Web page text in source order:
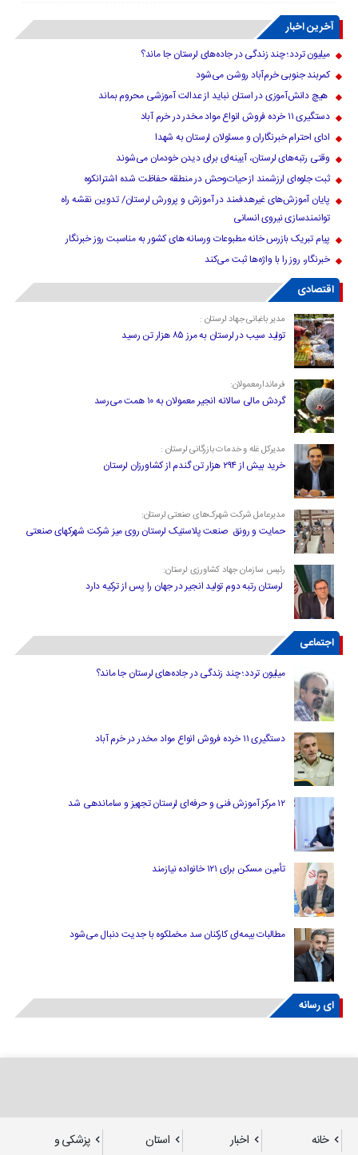
آخرین اخبار
میلیون تردد؛ چند زندگی در جاده‌های لرستان جا ماند؟
کمربند جنوبی خرم‌‌آباد روشن می‌شود
هیچ دانش‌آموزی در استان نباید از عدالت آموزشی محروم بماند
دستگیری ۱۱ خرده فروش انواع مواد مخدر در خرم آباد
ادای احترام خبرنگاران و مسئولان لرستان به شهدا
وقتی رتبه‌های لرستان، آیینه‌ای برای دیدن خودمان می‌شوند
ثبت جلوه‌ای ارزشمند از حیات‌وحش در منطقه حفاظت شده اشترانکوه
پایان آموزش‌های غیرهدفمند در آموزش و پرورش لرستان/ تدوین نقشه راه
توانمندسازی نیروی انسانی
پیام تبریک بازرس خانه مطبوعات ورسانه های کشور به مناسبت روز خبرنگار
خبرنگار، روز را با واژه‌ها ثبت می‌کند
اقتصادی
مدیر باغبانی جهاد لرستان :
تولید سیب در لرستان به مرز ۸۵ هزار تن رسید
فرماندارمعمولان:
گردش مالی سالانه انجیر معمولان به ۱۰ همت می‌رسد
مدیرکل غله و خدمات بازرگانی لرستان :
خرید بیش از ۲۹۴ هزار تن گندم از کشاورزان لرستان
مدیرعامل شرکت شهرک‌های صنعتی لرستان:
حمایت و رونق صنعت پلاستیک لرستان روی میز شرکت شهرکهای صنعتی
رئیس سازمان جهاد کشاورزی لرستان:
لرستان رتبه دوم تولید انجیر در جهان را پس از ترکیه دارد
اجتماعی
میلیون تردد؛ چند زندگی در جاده‌های لرستان جا ماند؟
دستگیری ۱۱ خرده فروش انواع مواد مخدر در خرم آباد
۱۲ مرکز آموزش فنی و حرفه‌ای لرستان تجهیز و ساماندهی شد
تأمین مسکن برای ۱۲۱ خانواده نیازمند
مطالبات بیمه‌ای کارکنان سد مخملکوه با جدیت دنبال می‌شود
ای رسانه
خانه اخبار استان
پزشکی و